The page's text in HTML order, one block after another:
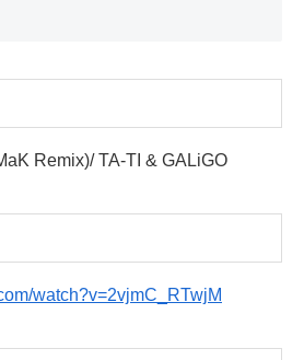
Remix)/ TA-TI & GALiGO
watch?v=2vjmC_RTwjM